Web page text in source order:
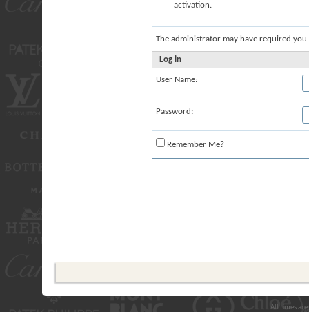
activation.
The administrator may have required
Log in
User Name:
Password:
Remember Me?
All times